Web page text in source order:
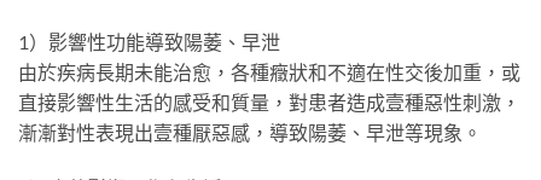
1）影響性功能導致陽萎、早泄
由於疾病長期未能治愈，各種癥狀和不適在性交後加重，或
直接影響性生活的感受和質量，對患者造成壹種惡性刺激，
漸漸對性表現出壹種厭惡感，導致陽萎、早泄等現象。